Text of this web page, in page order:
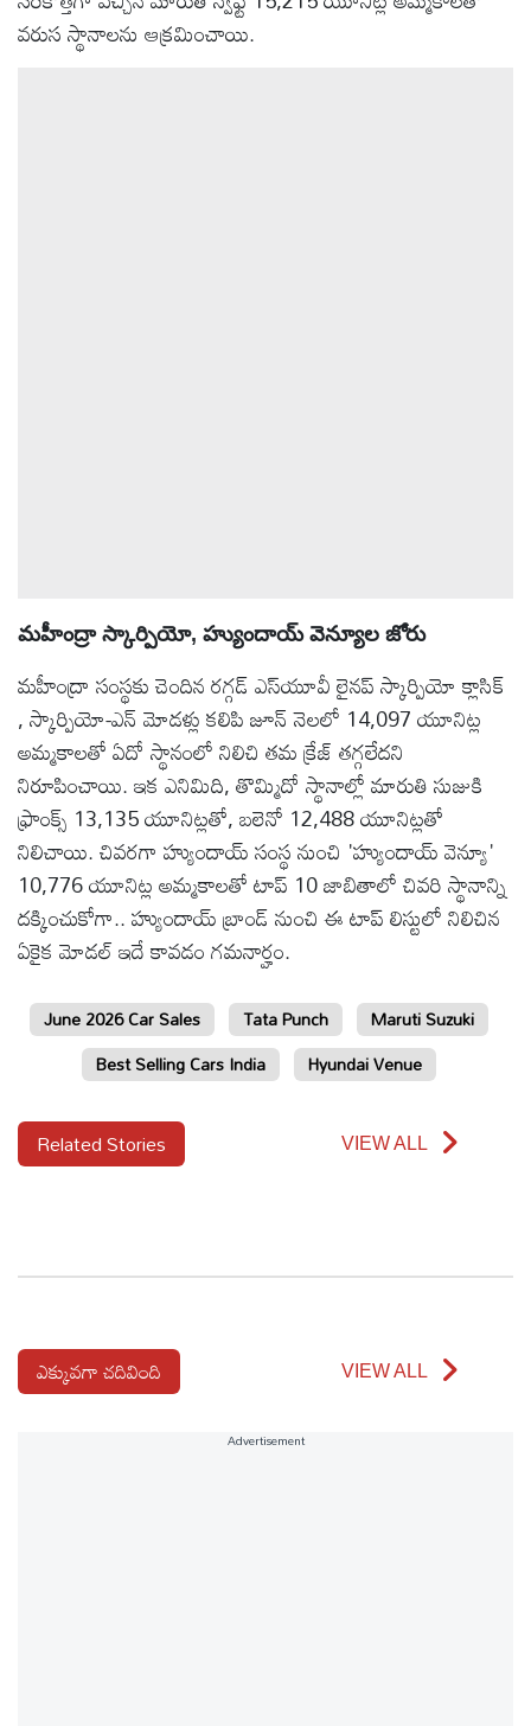
వరుస స్థానాలను ఆక్రమించాయి.
మహీంద్రా స్కార్పియో, హ్యుందాయ్ వెన్యూల జోరు
మహీంద్రా సంస్థకు చెందిన రగ్గడ్ ఎస్‌యూవీ లైనప్ స్కార్పియో క్లాసిక్
, స్కార్పియో-ఎన్ మోడళ్లు కలిపి జూన్ నెలలో 14,097 యూనిట్ల
అమ్మకాలతో ఏదో స్థానంలో నిలిచి తమ క్రేజ్ తగ్గలేదని
నిరూపించాయి. ఇక ఎనిమిది, తొమ్మిదో స్థానాల్లో మారుతి సుజుకి
ఫ్రాంక్స్ 13,135 యూనిట్లతో, బలెనో 12,488 యూనిట్లతో
నిలిచాయి. చివరగా హ్యుందాయ్ సంస్థ నుంచి 'హ్యుందాయ్ వెన్యూ'
10,776 యూనిట్ల అమ్మకాలతో టాప్ 10 జాబితాలో చివరి స్థానాన్ని
దక్కించుకోగా.. హ్యుందాయ్ బ్రాండ్ నుంచి ఈ టాప్ లిస్టులో నిలిచిన
ఏకైక మోడల్ ఇదే కావడం గమనార్హం.
June 2026 Car Sales Tata Punch
Maruti Suzuki
Best Selling Cars India
Hyundai Venue
Related Stories VIEW ALL
ఎక్కువగా చదివింది VIEW ALL
Advertisement